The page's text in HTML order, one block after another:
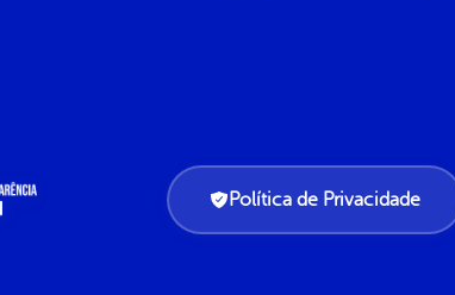
Política de Privacidade